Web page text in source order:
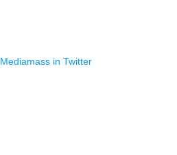
Mediamass in Twitter